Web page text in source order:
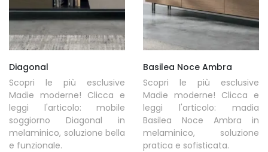
Diagonal
Scopri le più esclusive
Madie moderne! Clicca e
leggi l'articolo: mobile
soggiorno Diagonal in
melaminico, soluzione bella
e funzionale.
Basilea Noce Ambra
Scopri le più esclusive
Madie moderne! Clicca e
leggi l'articolo: madia
Basilea Noce Ambra in
melaminico, soluzione
pratica e sofisticata.